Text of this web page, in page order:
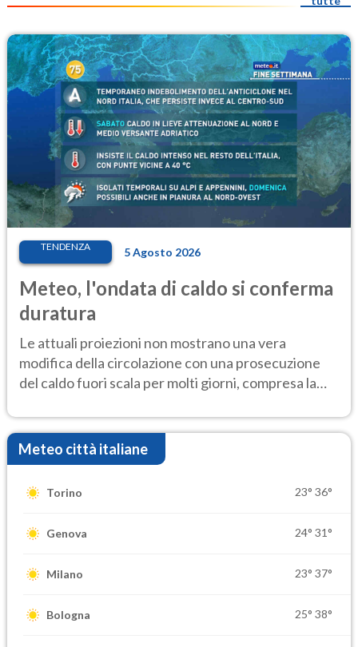
TENDENZA 5 Agosto 2026
Meteo, l'ondata di caldo si conferma
duratura
Le attuali proiezioni non mostrano una vera
modifica della circolazione con una prosecuzione
del caldo fuori scala per molti giorni, compresa la
Meteo città italiane
Torino 23° 36°
Genova 24° 31°
Milano 23° 37°
Bologna 25° 38°